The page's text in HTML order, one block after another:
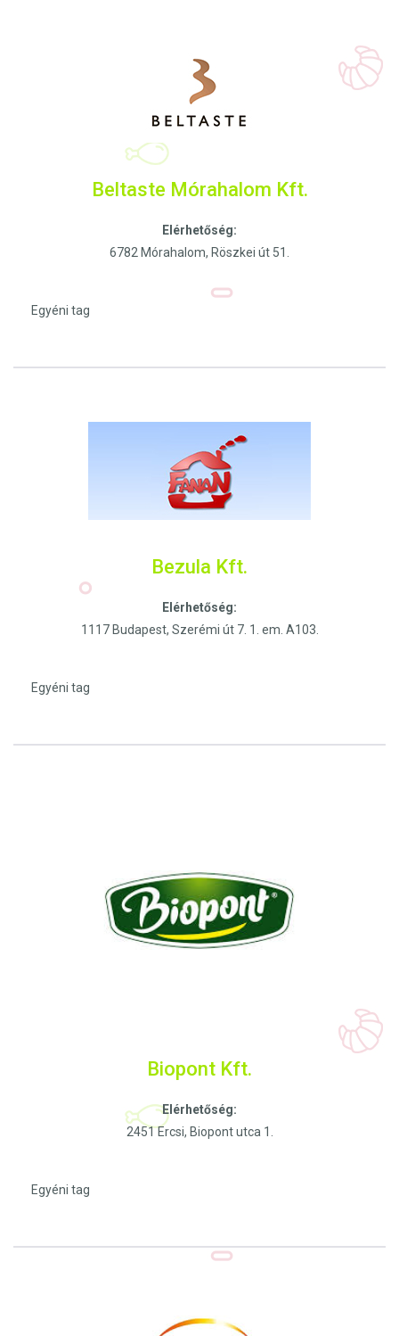
Beltaste Mórahalom Kft.
Elérhetőség:
6782 Mórahalom, Röszkei út 51.
Egyéni tag
Bezula Kft.
Elérhetőség:
1117 Budapest, Szerémi út 7. 1. em. A103.
Egyéni tag
Biopont Kft.
Elérhetőség:
2451 Ercsi, Biopont utca 1.
Egyéni tag